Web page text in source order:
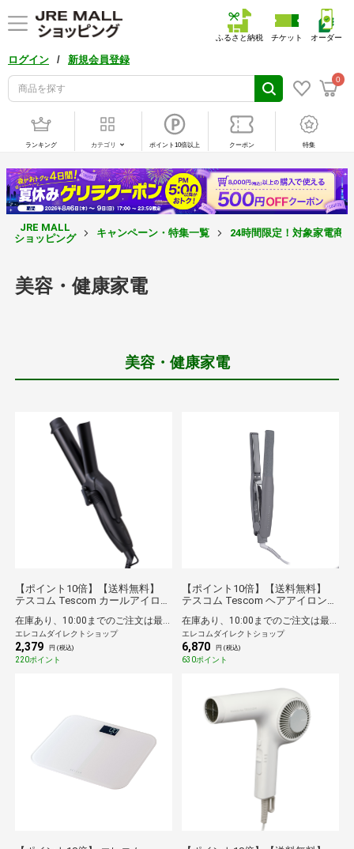
ログイン / 新規会員登録
0
ふるさと納税 チケット オーダー
ランキング カテゴリ ポイント10倍以上 クーポン 特集
JRE MALL
ショッピング
キャンペーン・特集一覧 24時間限定！対象家電商
美容・健康家電
美容・健康家電
【ポイント10倍】【送料無料】
テスコム Tescom カールアイロン
ン コンパクト 海外対応 持ち運び
便利 前髪 ショート ボブ対応
190℃ ナノセラミックコーティン
グ 旅行 ブラック
在庫あり、10:00までのご注文は最短即日発送
エレコムダイレクトショップ
2,379 円 (税込)
220ポイント
【ポイント10倍】【送料無料】
テスコム Tescom ヘアアイロン
オン 15mm 海外対応 温度調整/ロ
ック/メモリー機能 自動OFF 開閉
ロック Nobby by TESCOM スモー
キーグレー
在庫あり、10:00までのご注文は最短即日発送
エレコムダイレクトショップ
6,870 円 (税込)
630ポイント